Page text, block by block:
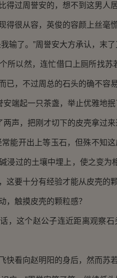
得过周誉安的，想不到这男人
很从容，英俊的容颜上丝毫慌
了。”周誉安大方承认，末了
以然，连忙借口上厕所找苏
已，不过周总的石头的确不容
端起一只茶盏，举止优雅地抿
声，把刚才切下的皮壳拿过来
开出上等玉石，但殊不知这
浸过的土壤中埋上，使之变为
这要十分有经验才能从皮壳的
触摸皮壳的颗粒感？
这个赵公子连近距离观察石
看向赵明阳的身后，然而苏若